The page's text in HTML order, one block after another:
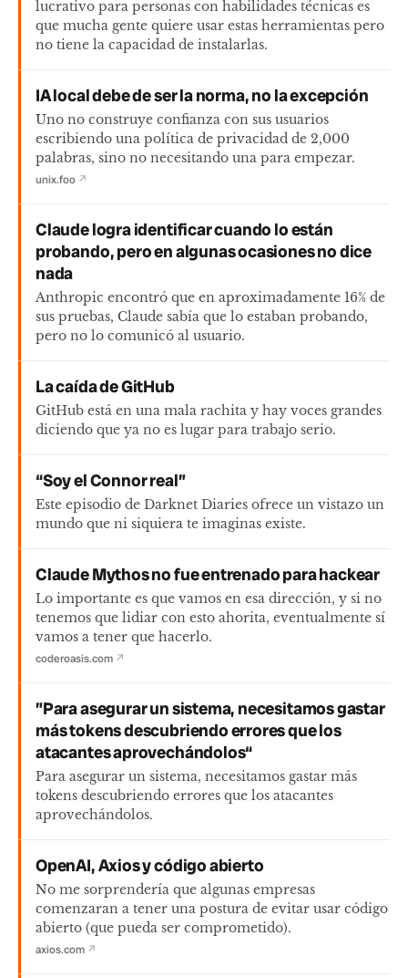
lucrativo para personas con habilidades técnicas es
que mucha gente quiere usar estas herramientas pero
no tiene la capacidad de instalarlas.
IA local debe de ser la norma, no la excepción
Uno no construye confianza con sus usuarios
escribiendo una política de privacidad de 2,000
palabras, sino no necesitando una para empezar.
unix.foo ↗
Claude logra identificar cuando lo están
probando, pero en algunas ocasiones no dice
nada
Anthropic encontró que en aproximadamente 16% de
sus pruebas, Claude sabía que lo estaban probando,
pero no lo comunicó al usuario.
La caída de GitHub
GitHub está en una mala rachita y hay voces grandes
diciendo que ya no es lugar para trabajo serio.
“Soy el Connor real”
Este episodio de Darknet Diaries ofrece un vistazo un
mundo que ni siquiera te imaginas existe.
Claude Mythos no fue entrenado para hackear
Lo importante es que vamos en esa dirección, y si no
tenemos que lidiar con esto ahorita, eventualmente sí
vamos a tener que hacerlo.
coderoasis.com ↗
”Para asegurar un sistema, necesitamos gastar
más tokens descubriendo errores que los
atacantes aprovechándolos“
Para asegurar un sistema, necesitamos gastar más
tokens descubriendo errores que los atacantes
aprovechándolos.
OpenAI, Axios y código abierto
No me sorprendería que algunas empresas
comenzaran a tener una postura de evitar usar código
abierto (que pueda ser comprometido).
axios.com ↗